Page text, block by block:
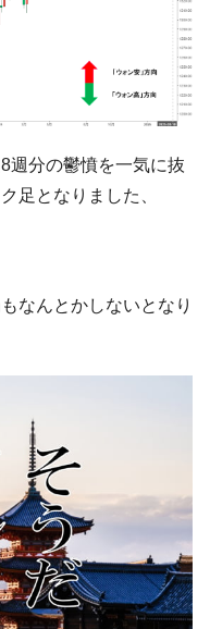
でに18.4GW規模のAIデ
ってば。
レッジETFの清算は
ランドを通報しようキ
長･金容範、株価暴落に
ニックス』2026年2Qの
年同期比13.4倍に。
『白嶺』は先進技術の
週分の鬱憤を一気に抜
足となりました、
なんとかしないとなり